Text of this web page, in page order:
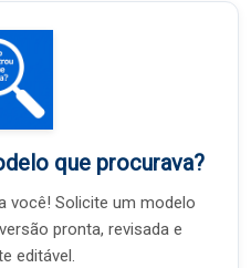
que procurava?
você! Solicite um modelo
pronta, revisada e
editável.